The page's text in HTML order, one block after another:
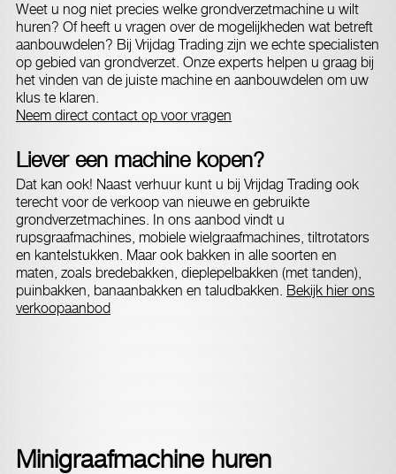
Weet u nog niet precies welke grondverzetmachine u wilt
huren? Of heeft u vragen over de mogelijkheden wat betreft
aanbouwdelen? Bij Vrijdag Trading zijn we echte specialisten
op gebied van grondverzet. Onze experts helpen u graag bij
het vinden van de juiste machine en aanbouwdelen om uw
klus te klaren.
Neem direct contact op voor vragen
Liever een machine kopen?
Dat kan ook! Naast verhuur kunt u bij Vrijdag Trading ook
terecht voor de verkoop van nieuwe en gebruikte
grondverzetmachines. In ons aanbod vindt u
rupsgraafmachines, mobiele wielgraafmachines, tiltrotators
en kantelstukken. Maar ook bakken in alle soorten en
maten, zoals bredebakken, dieplepelbakken (met tanden),
puinbakken, banaanbakken en taludbakken. Bekijk hier ons
verkoopaanbod
Minigraafmachine huren